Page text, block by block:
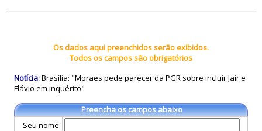
Os dados aqui preenchidos serão exibidos.
Todos os campos são obrigatórios
Notícia:Brasília: "Moraes pede parecer da PGR sobre incluir Jair e
Flávio em inquérito"
Preencha os campos abaixo
Seu nome: